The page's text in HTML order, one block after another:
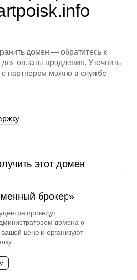
домен — обратитесь к
оплаты продления. Уточнить
с партнером можно в службе
этот домен
брокер»
проведут
домена о
цене и организуют